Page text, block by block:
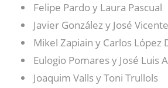
Felipe Pardo y Laura Pascual
Javier González y José
Mikel Zapiain y Carlos López
Eulogio Pomares y José Luis
Joaquim Valls y Toni Trullols